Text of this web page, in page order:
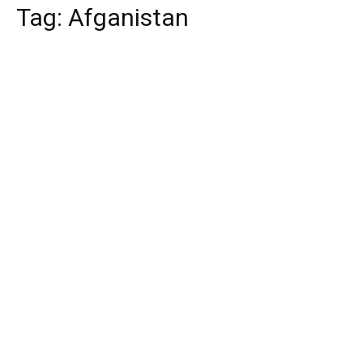
Tag: Afganistan